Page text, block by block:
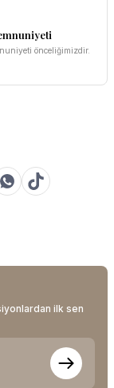
önceliğimizdir.
ilk sen